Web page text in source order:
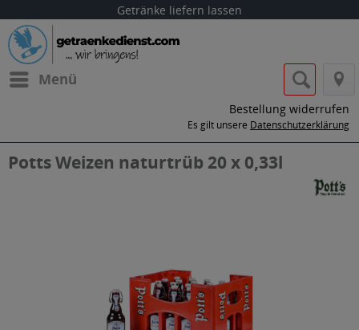
Getränke liefern lassen
Menü
Bestellung widerrufen
Es gilt unsere Datenschutzerklärung
Potts Weizen naturtrüb 20 x 0,33l